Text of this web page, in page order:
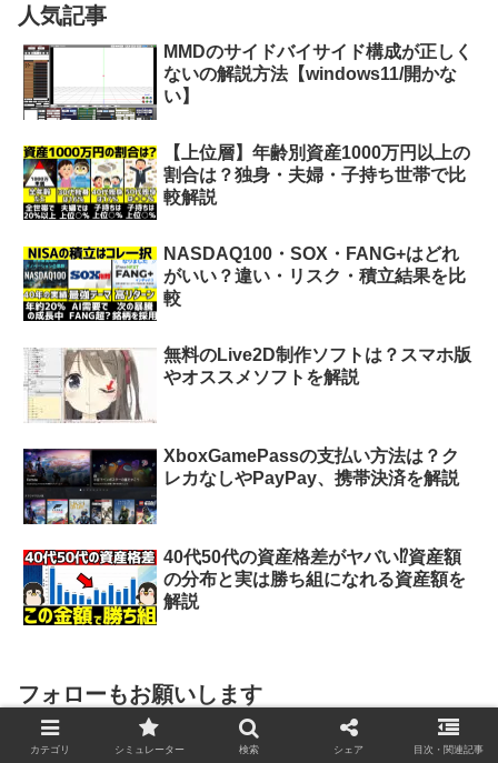
人気記事
MMDのサイドバイサイド構成が正しく
ないの解説方法【windows11/開かな
い】
【上位層】年齢別資産1000万円以上の
割合は？独身・夫婦・子持ち世帯で比
較解説
NASDAQ100・SOX・FANG+はどれ
がいい？違い・リスク・積立結果を比
較
無料のLive2D制作ソフトは？スマホ版
やオススメソフトを解説
XboxGamePassの支払い方法は？ク
レカなしやPayPay、携帯決済を解説
40代50代の資産格差がヤバい⁉︎資産額
の分布と実は勝ち組になれる資産額を
解説
フォローもお願いします
カテゴリ シミュレーター 検索 シェア 目次・関連記事